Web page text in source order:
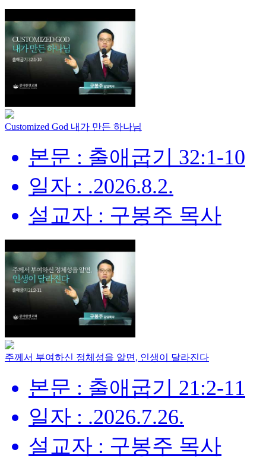
Customized God 내가 만든 하나님
본문 : 출애굽기 32:1-10
일자 : .2026.8.2.
설교자 : 구봉주 목사
주께서 부여하신 정체성을 알면, 인생이 달라진다
본문 : 출애굽기 21:2-11
일자 : .2026.7.26.
설교자 : 구봉주 목사